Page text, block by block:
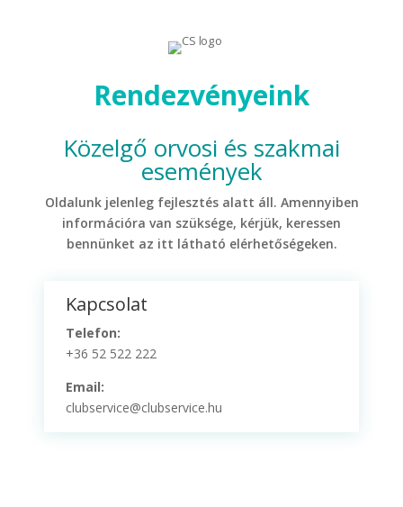
Rendezvényeink
Közelgő orvosi és szakmai
események
Oldalunk jelenleg fejlesztés alatt áll. Amennyiben
információra van szüksége, kérjük, keressen
bennünket az itt látható elérhetőségeken.
Kapcsolat
Telefon:
+36 52 522 222
Email:
clubservice@clubservice.hu